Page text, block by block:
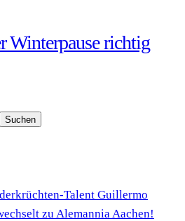
Winterpause richtig
Suchen
Talent Guillermo
zu Alemannia Aachen!